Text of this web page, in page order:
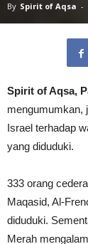
By Spirit of Aqsa -
Spirit of Aqsa,
mengumumkan,
Israel terhadap
yang diduduki.
333 orang
Maqasid, Al-
diduduki.
Merah